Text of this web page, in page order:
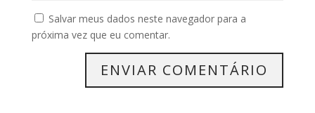
Salvar meus dados neste navegador para a
próxima vez que eu comentar.